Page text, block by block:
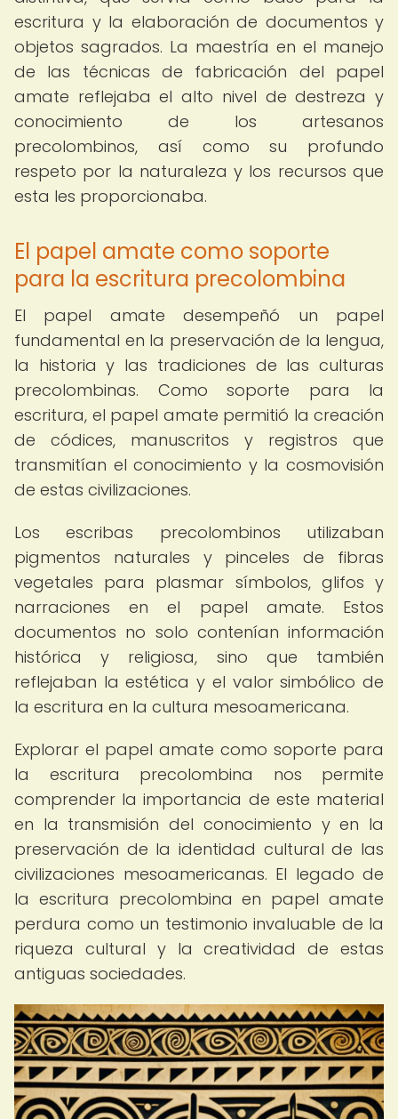
escritura y la elaboración de documentos y
objetos sagrados. La maestría en el manejo
de las técnicas de fabricación del papel
amate reflejaba el alto nivel de destreza y
conocimiento de los artesanos
precolombinos, así como su profundo
respeto por la naturaleza y los recursos que
esta les proporcionaba.
El papel amate como soporte
para la escritura precolombina
El papel amate desempeñó un papel
fundamental en la preservación de la lengua,
la historia y las tradiciones de las culturas
precolombinas. Como soporte para la
escritura, el papel amate permitió la creación
de códices, manuscritos y registros que
transmitían el conocimiento y la cosmovisión
de estas civilizaciones.
Los escribas precolombinos utilizaban
pigmentos naturales y pinceles de fibras
vegetales para plasmar símbolos, glifos y
narraciones en el papel amate. Estos
documentos no solo contenían información
histórica y religiosa, sino que también
reflejaban la estética y el valor simbólico de
la escritura en la cultura mesoamericana.
Explorar el papel amate como soporte para
la escritura precolombina nos permite
comprender la importancia de este material
en la transmisión del conocimiento y en la
preservación de la identidad cultural de las
civilizaciones mesoamericanas. El legado de
la escritura precolombina en papel amate
perdura como un testimonio invaluable de la
riqueza cultural y la creatividad de estas
antiguas sociedades.